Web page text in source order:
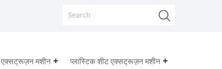
एक्सट्रूज़न मशीन प्लास्टिक शीट एक्सट्रूज़न मशीन